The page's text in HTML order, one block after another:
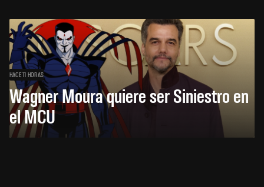
HACE 11 HORAS
Wagner Moura quiere ser Siniestro en
el MCU